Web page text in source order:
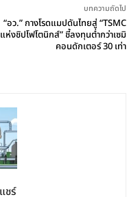
บทความถัดไป
“อว.” กางโรดแมปดันไทยสู่ “TSMC
แห่งชิปโฟโตนิกส์” ชี้ลงทุนต่ำกว่าเซมิ
คอนดักเตอร์ 30 เท่า
ชร์